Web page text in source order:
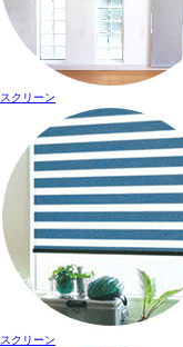
スクリーン
スクリーン